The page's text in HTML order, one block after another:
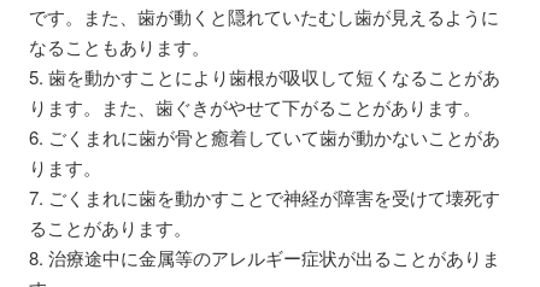
です。また、歯が動くと隠れていたむし歯が見えるように
なることもあります。
5. 歯を動かすことにより歯根が吸収して短くなることがあ
ります。また、歯ぐきがやせて下がることがあります。
6. ごくまれに歯が骨と癒着していて歯が動かないことがあ
ります。
7. ごくまれに歯を動かすことで神経が障害を受けて壊死す
ることがあります。
8. 治療途中に金属等のアレルギー症状が出ることがありま